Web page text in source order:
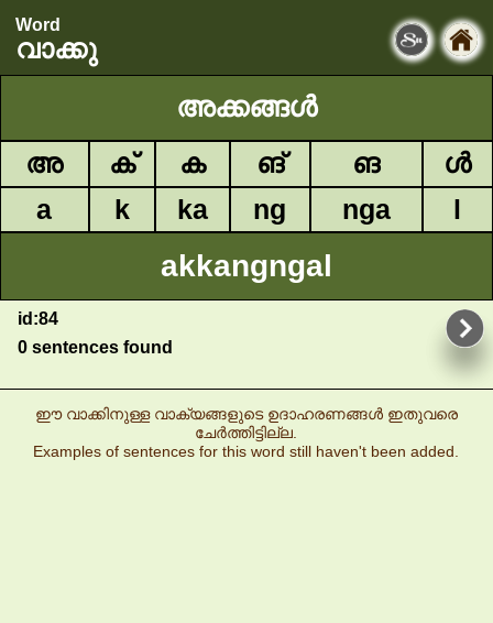
Word
വാക്കു
അക്കങ്ങൾ
അ ക് ക ങ് ങ
ൾ
a
k ka ng nga l
akkangngal
id:84
0 sentences found
ഈ വാക്കിനുള്ള വാക്യങ്ങളുടെ ഉദാഹരണങ്ങൾ ഇതുവരെ
ചേർത്തിട്ടില്ല.
Examples of sentences for this word still haven't been added.